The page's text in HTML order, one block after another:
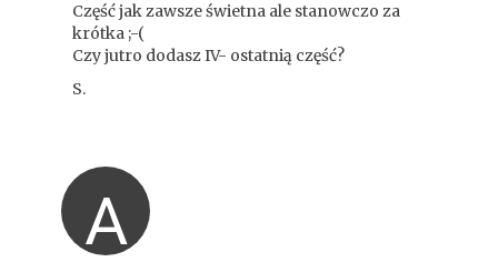
Część jak zawsze świetna ale stanowczo za
krótka ;-(
Czy jutro dodasz IV- ostatnią część?
S.
A